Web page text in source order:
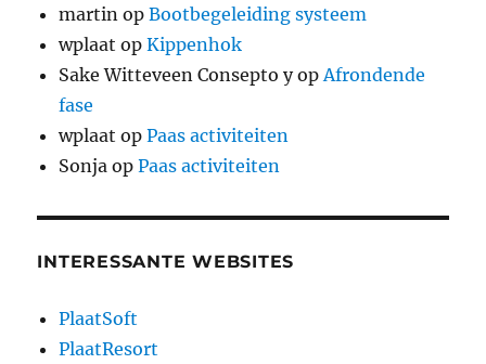
martin opBootbegeleiding systeem
wplaat opKippenhok
Sake Witteveen Consepto yop Afrondende
fase
wplaat opPaas activiteiten
Sonja opPaas activiteiten
INTERESSANTE WEBSITES
PlaatSoft
PlaatResort